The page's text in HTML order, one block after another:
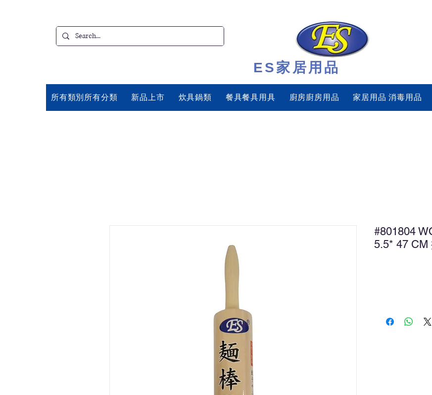
ES家居用品
所有類別所有分類 新品上市 炊具鍋類 餐具餐具用具 廚房廚房用品 家居用品 消毒用品
#801804
5.5* 47 CM